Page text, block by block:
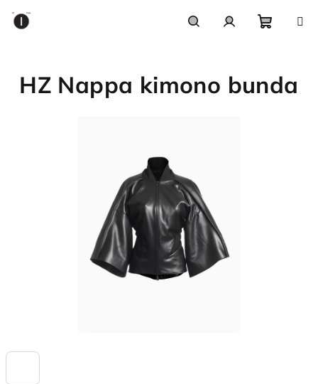
košík
HZ Nappa kimono bunda